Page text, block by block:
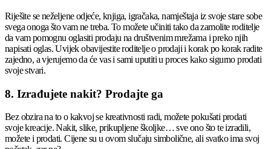
Riješite se neželjene odjeće, knjiga, igračaka, namještaja iz svoje stare sobe
svega onoga što vam ne treba. To možete učiniti tako da zamolite roditelje
da vam pomognu oglasiti prodaju na društvenim mrežama i preko njih
napisati oglas. Uvijek obavijestite roditelje o prodaji i korak po korak radite
zajedno, a vjerujemo da će vas i sami uputiti u proces kako sigurno prodati
svoje stvari.
8. Izrađujete nakit? Prodajte ga
Bez obzira na to o kakvoj se kreativnosti radi, možete pokušati prodati
svoje kreacije. Nakit, slike, prikupljene školjke… sve ono što te izradili,
možete i prodati. Cijene su u ovom slučaju simbolične, ali svatko ima svoj